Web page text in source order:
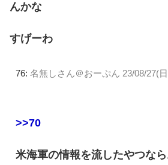
んかな
すげーわ
76: 名無しさん＠おーぷん 23/08/27(
>>70
米海軍の情報を流したやつな